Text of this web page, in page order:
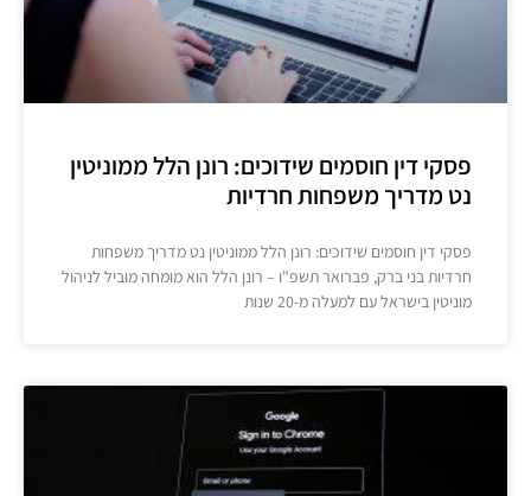
פסקי דין חוסמים שידוכים: רונן הלל ממוניטין
נט מדריך משפחות חרדיות
פסקי דין חוסמים שידוכים: רונן הלל ממוניטין נט מדריך משפחות
חרדיות בני ברק, פברואר תשפ"ו – רונן הלל הוא מומחה מוביל לניהול
מוניטין בישראל עם למעלה מ-20 שנות